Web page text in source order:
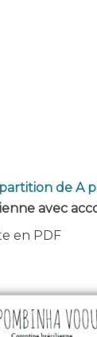
de A
avec
en PDF